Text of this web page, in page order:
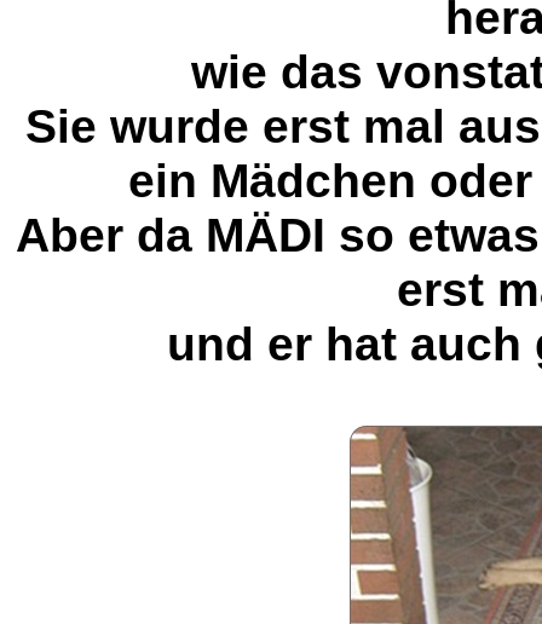
wie das
Sie wurde erst mal
ein Mädchen
Aber da MÄDI so
erst
und er hat